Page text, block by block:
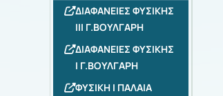
ΔΙΑΦΑΝΕΙΕΣ ΦΥΣΙΚΗΣ
ΙΙΙ Γ.ΒΟΥΛΓΑΡΗ
ΔΙΑΦΑΝΕΙΕΣ ΦΥΣΙΚΗΣ
Ι Γ.ΒΟΥΛΓΑΡΗ
ΦΥΣΙΚΗ Ι ΠΑΛΑΙΑ